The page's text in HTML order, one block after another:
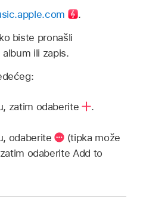
.
biste pronašli
ili zapis.
zatim odaberite .
odaberite
(tipka može
odaberite Add to